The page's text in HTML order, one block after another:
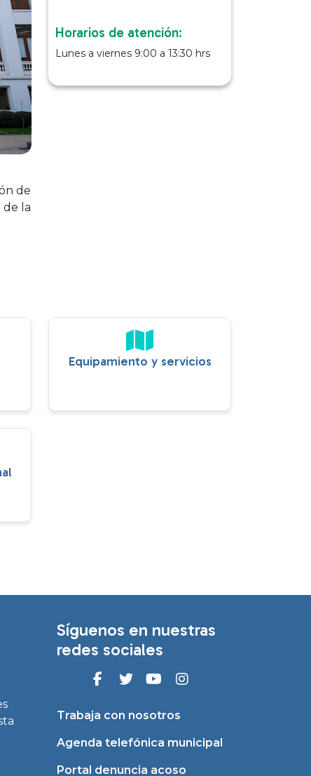
de
de la
Horarios de atención:
Lunes a viernes 9:00 a 13:30 hrs
Equipamiento y servicios
Síguenos en nuestras
redes sociales
Trabaja con nosotros
Agenda telefónica municipal
Portal denuncia acoso